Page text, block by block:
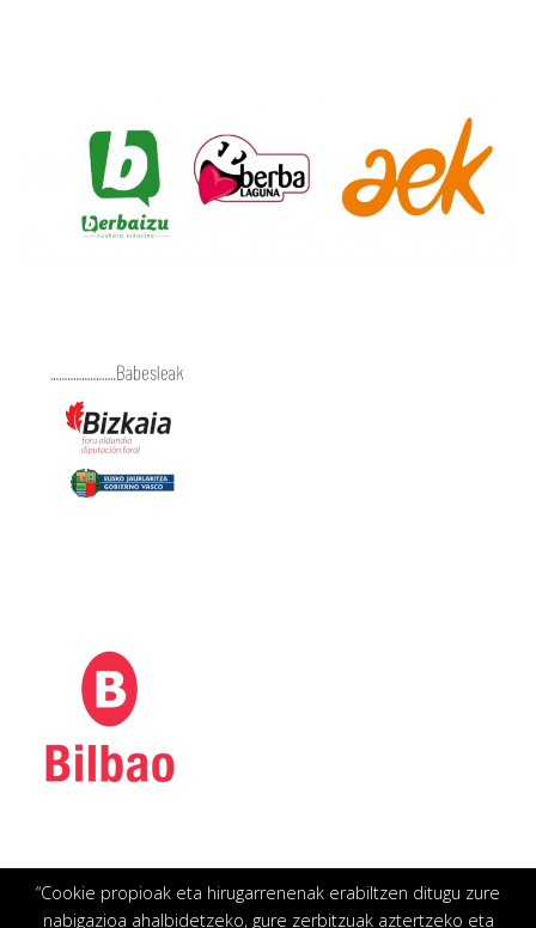
“Cookie propioak eta hirugarrenenak erabiltzen ditugu zure
nabigazioa ahalbidetzeko, gure zerbitzuak aztertzeko eta